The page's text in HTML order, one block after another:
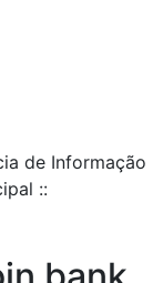
de Informação
::